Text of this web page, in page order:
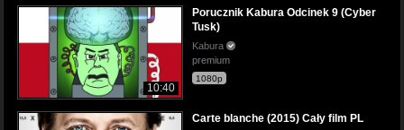
10:40
Porucznik Kabura Odcinek 9 (Cyber
Tusk)
Kabura
premium
1080p
Carte blanche (2015) Cały film PL